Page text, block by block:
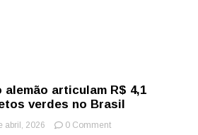
alemão articulam R$ 4,1
verdes no Brasil
abril, 2026 0 Commenton